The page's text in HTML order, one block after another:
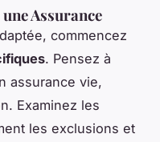
Assurance
commencez
. Pensez à
assurance vie,
Examinez les
les exclusions et